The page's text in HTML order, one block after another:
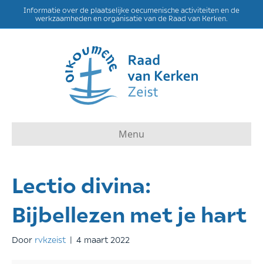
Informatie over de plaatselijke oecumenische activiteiten en de
werkzaamheden en organisatie van de Raad van Kerken.
Menu
Lectio divina:
Bijbellezen met je hart
Door rvkzeist | 4 maart 2022